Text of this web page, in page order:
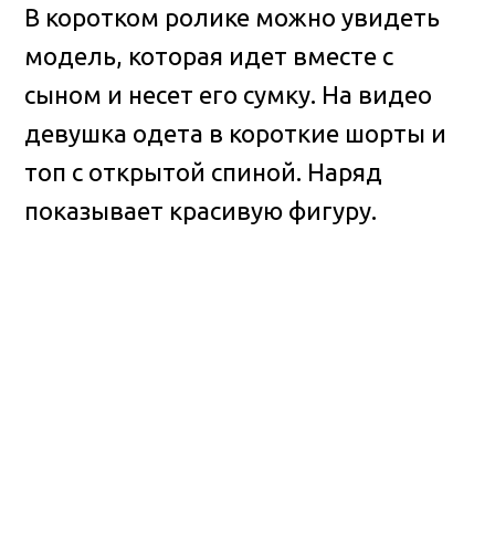
В коротком ролике можно увидеть
модель, которая идет вместе с
сыном и несет его сумку. На видео
девушка одета в короткие шорты и
топ с открытой спиной. Наряд
показывает красивую фигуру.